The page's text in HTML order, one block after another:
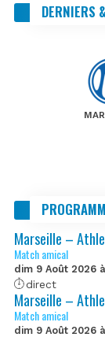
DERNIERS
Marseille –
Match amical
dim 9 Août 2026
direct
Marseille –
Match amical
dim 9 Août 2026